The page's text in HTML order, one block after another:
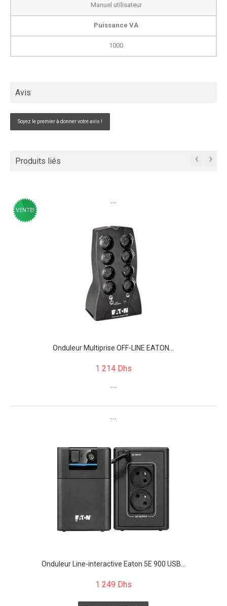
Manuel utilisateur
Puissance VA
1000
Avis
Soyez le premier à donner votre avis !
Produits liés ‹ ›
```
VENTE!
Onduleur Multiprise OFF-LINE EATON...
1 214 Dhs
```
```
Onduleur Line-interactive Eaton 5E 900 USB...
1 249 Dhs